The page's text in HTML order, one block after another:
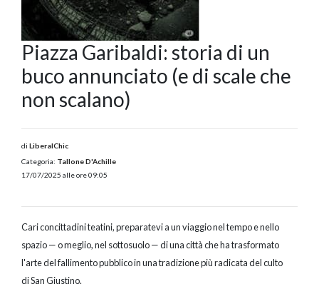
Piazza Garibaldi: storia di un
buco annunciato (e di scale che
non scalano)
di LiberalChic
Categoria: Tallone D'Achille
17/07/2025 alle ore 09:05
Cari concittadini teatini, preparatevi a un viaggio nel tempo e nello
spazio — o meglio, nel sottosuolo — di una città che ha trasformato
l'arte del fallimento pubblico in una tradizione più radicata del culto
di San Giustino.